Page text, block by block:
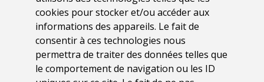
cookies pour stocker et/ou accéder aux
informations des appareils. Le fait de
consentir à ces technologies nous
permettra de traiter des données telles que
le comportement de navigation ou les ID
Date